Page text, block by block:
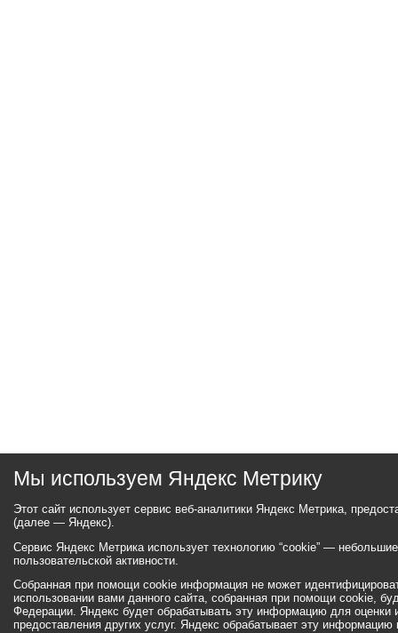
Мы используем Яндекс Метрику
Этот сайт использует сервис веб-аналитики Яндекс Метрика,
(далее — Яндекс).
Сервис Яндекс Метрика использует технологию “cookie” —
пользовательской активности.
Собранная при помощи cookie информация не может
использовании вами данного сайта, собранная при помощи cookie,
Федерации. Яндекс будет обрабатывать эту информацию для оценки
предоставления других услуг. Яндекс обрабатывает эту